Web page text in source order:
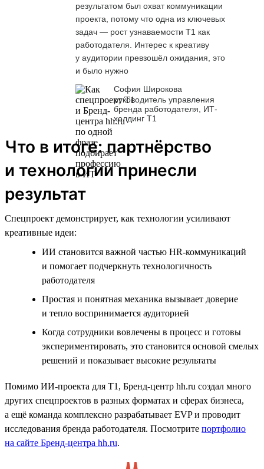
результатом был охват коммуникации
проекта, потому что одна из ключевых
задач — рост узнаваемости Т1 как
работодателя. Интерес к креативу
у аудитории превзошёл ожидания, это
и было нужно
София Широкова
руководитель управления
бренда работодателя, ИТ-
холдинг Т1
Что в итоге: партнёрство
и технологии принесли
результат
Спецпроект демонстрирует, как технологии усиливают
креативные идеи:
ИИ становится важной частью HR-коммуникаций
и помогает подчеркнуть технологичность
работодателя
Простая и понятная механика вызывает доверие
и тепло воспринимается аудиторией
Когда сотрудники вовлечены в процесс и готовы
экспериментировать, это становится основой смелых
решений и показывает высокие результаты
Помимо ИИ-проекта для T1, Бренд-центр hh.ru создал много
других спецпроектов в разных форматах и сферах бизнеса,
а ещё команда комплексно разрабатывает EVP и проводит
исследования бренда работодателя. Посмотрите портфолио
на сайте Бренд-центра hh.ru.